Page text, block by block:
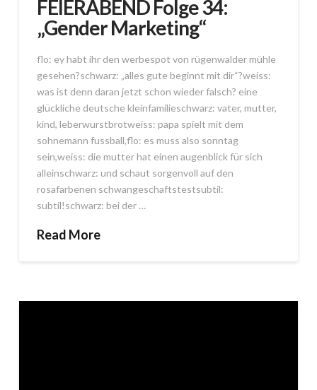
FEIERABEND Folge 34:
„Gender Marketing“
flo: ey habt ihr den werbespot von rügenwalder mühle
gesehen?schwarz: „alles gute beginnt mit dir“?weiss:
was ist denn daran jetzt schon wieder falsch? eine
glückliche deutsche kleinfamilieschwarz: vater, mutter,
kind, leberwurstbrotweiss: papa spielt mit dem
sohnemann fussball,flo: es muss also sonntag
sein,weiss: die mutter hat einen augenblick für sich
alleinschwarz: und schaut sorgenvoll auf den
rosafarbenen schwangeschaftstestsubtil:
subtil!schwarz: bei der …
Read More